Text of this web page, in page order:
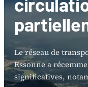
Le réseau de
Essonne a
significatives,